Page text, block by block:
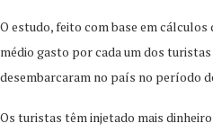
O estudo, feito com base em
médio gasto por cada um dos
desembarcaram no país no período
Os turistas têm injetado mais